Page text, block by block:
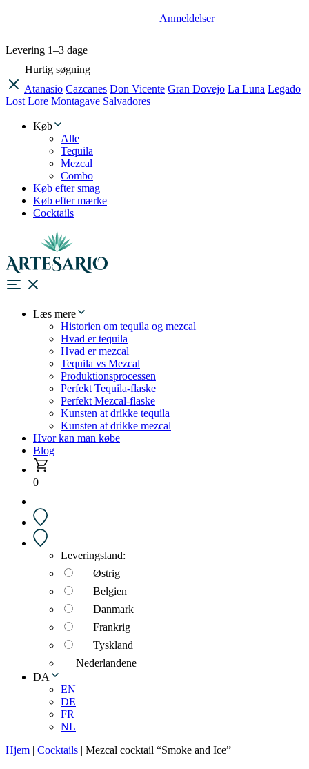
Anmeldelser
Levering 1–3 dage
Hurtig søgning
Atanasio Cazcanes Don Vicente Gran Dovejo La Luna Legado
Lost Lore Montagave Salvadores
Køb
Alle
Tequila
Mezcal
Combo
Køb efter smag
Køb efter mærke
Cocktails
Læs mere
Historien om tequila og mezcal
Hvad er tequila
Hvad er mezcal
Tequila vs Mezcal
Produktionsprocessen
Perfekt Tequila-flaske
Perfekt Mezcal-flaske
Kunsten at drikke tequila
Kunsten at drikke mezcal
Hvor kan man købe
Blog
0
Leveringsland:
Østrig
Belgien
Danmark
Frankrig
Tyskland
Nederlandene
DA
EN
DE
FR
NL
Hjem | Cocktails | Mezcal cocktail “Smoke and Ice”